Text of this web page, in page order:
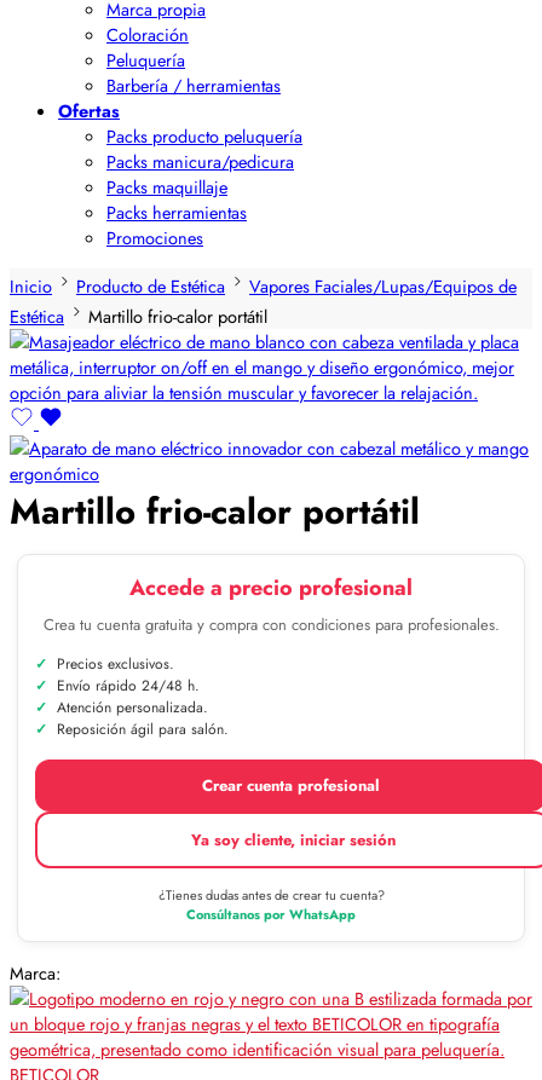
Marca propia
Coloración
Peluquería
Barbería / herramientas
Ofertas
Packs producto peluquería
Packs manicura/pedicura
Packs maquillaje
Packs herramientas
Promociones
Inicio
Producto de Estética
Vapores Faciales/Lupas/Equipos de
Estética
Martillo frio-calor portátil
Martillo frio-calor portátil
Accede a precio profesional
Crea tu cuenta gratuita y compra con condiciones para profesionales.
Precios exclusivos.
Envío rápido 24/48 h.
Atención personalizada.
Reposición ágil para salón.
Crear cuenta profesional
Ya soy cliente, iniciar sesión
¿Tienes dudas antes de crear tu cuenta?
Consúltanos por WhatsApp
Marca:
BETICOLOR